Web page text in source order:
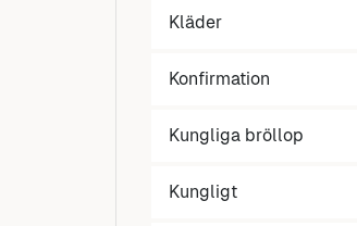
Kläder
Konfirmation
Kungliga bröllop
Kungligt